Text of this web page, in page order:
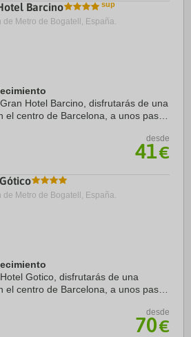
Barcino
de Metro de Bogatell, España.
Hotel Barcino, disfrutarás de una
el centro de Barcelona, a unos pasos
desde
41€
de Metro de Bogatell, España.
Gotico, disfrutarás de una
el centro de Barcelona, a unos pasos
desde
70€